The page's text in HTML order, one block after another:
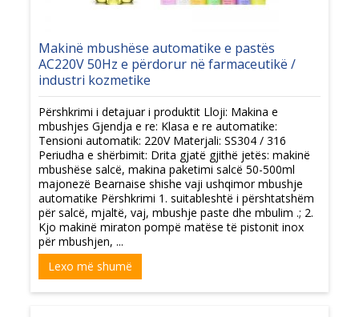
Makinë mbushëse automatike e pastës
AC220V 50Hz e përdorur në farmaceutikë /
industri kozmetike
Përshkrimi i detajuar i produktit Lloji: Makina e
mbushjes Gjendja e re: Klasa e re automatike:
Tensioni automatik: 220V Materjali: SS304 / 316
Periudha e shërbimit: Drita gjatë gjithë jetës: makinë
mbushëse salcë, makina paketimi salcë 50-500ml
majonezë Bearnaise shishe vaji ushqimor mbushje
automatike Përshkrimi 1. suitableshtë i përshtatshëm
për salcë, mjaltë, vaj, mbushje paste dhe mbulim .; 2.
Kjo makinë miraton pompë matëse të pistonit inox
për mbushjen, ...
Lexo më shumë